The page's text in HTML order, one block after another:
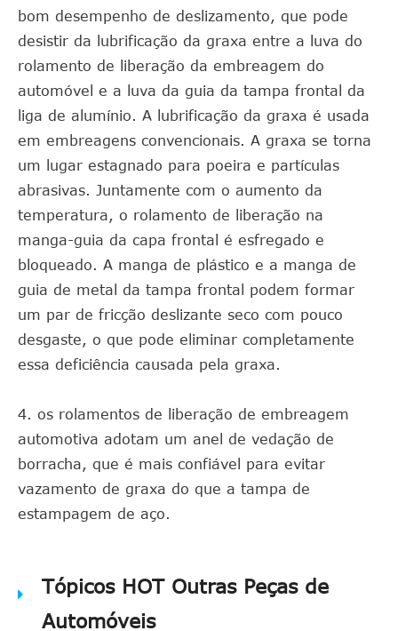
bom desempenho de deslizamento, que pode
desistir da lubrificação da graxa entre a luva do
rolamento de liberação da embreagem do
automóvel e a luva da guia da tampa frontal da
liga de alumínio. A lubrificação da graxa é usada
em embreagens convencionais. A graxa se torna
um lugar estagnado para poeira e partículas
abrasivas. Juntamente com o aumento da
temperatura, o rolamento de liberação na
manga-guia da capa frontal é esfregado e
bloqueado. A manga de plástico e a manga de
guia de metal da tampa frontal podem formar
um par de fricção deslizante seco com pouco
desgaste, o que pode eliminar completamente
essa deficiência causada pela graxa.
4. os rolamentos de liberação de embreagem
automotiva adotam um anel de vedação de
borracha, que é mais confiável para evitar
vazamento de graxa do que a tampa de
estampagem de aço.
Tópicos HOT Outras Peças de
Automóveis